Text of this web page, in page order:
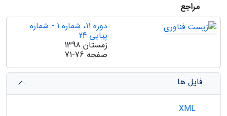
مراجع
دوره 11، شماره 1 - شماره
پیاپی 24
زمستان 1398
صفحه 71-76
فایل ها